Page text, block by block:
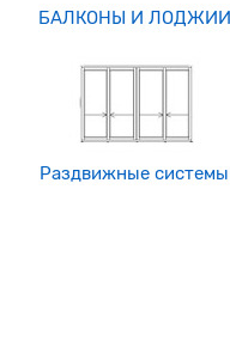
БАЛКОНЫ И ЛОДЖИИ
Раздвижные системы